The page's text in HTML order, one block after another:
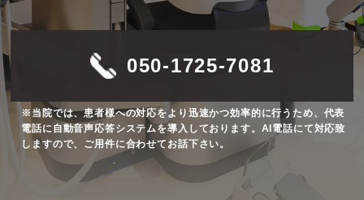
050-1725-7081
※当院では、患者様への対応をより迅速かつ効率的に行うため、代表
電話に自動音声応答システムを導入しております。AI電話にて対応致
しますので、ご用件に合わせてお話下さい。